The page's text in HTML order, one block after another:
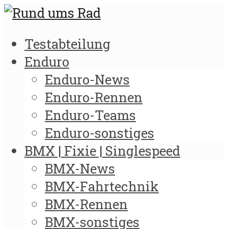
Testabteilung
Enduro
Enduro-News
Enduro-Rennen
Enduro-Teams
Enduro-sonstiges
BMX | Fixie | Singlespeed
BMX-News
BMX-Fahrtechnik
BMX-Rennen
BMX-sonstiges